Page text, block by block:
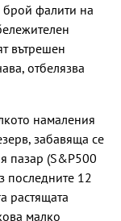
фалити на
вътрешен
отбелязва
намаления
забавяща се
пазар (S&P500
последните 12
растящата
малко